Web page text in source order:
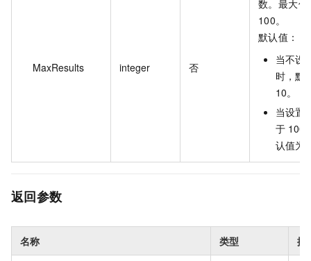
MaxResults integer 否
数。最大值
100。
默认值：
当不设
时，默
10。
当设置
于 100
认值为
返回参数
名称 类型 描